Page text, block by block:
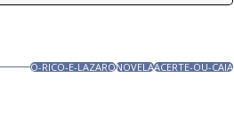
O-RICO-E-LAZARONOVELAACERTE-OU-CAIA